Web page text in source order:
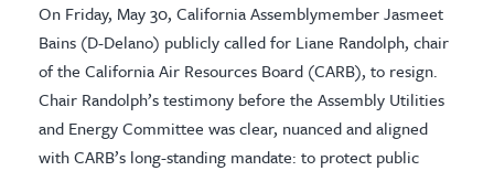
On Friday, May 30, California Assemblymember Jasmeet
Bains (D-Delano) publicly called for Liane Randolph, chair
of the California Air Resources Board (CARB), to resign.
Chair Randolph’s testimony before the Assembly Utilities
and Energy Committee was clear, nuanced and aligned
with CARB’s long-standing mandate: to protect public